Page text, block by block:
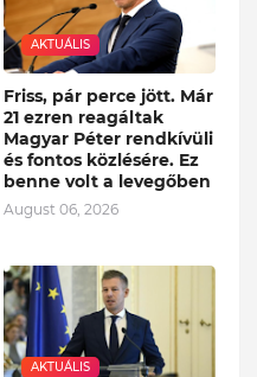
AKTUÁLIS
Friss, pár perce jött. Már
21 ezren reagáltak
Magyar Péter rendkívüli
és fontos közlésére. Ez
benne volt a levegőben
August 06, 2026
AKTUÁLIS